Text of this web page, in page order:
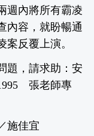
週內將所有霸凌
內容，就盼暢通
反覆上演。
題，請求助：安
張老師專
施佳宜